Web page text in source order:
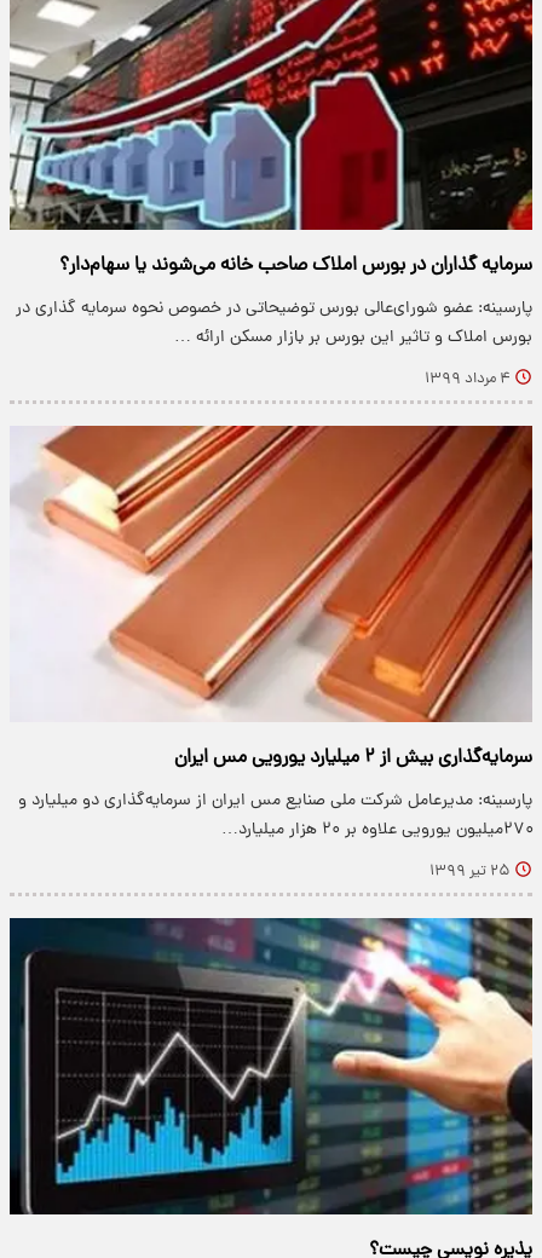
سرمایه گذاران در بورس املاک صاحب خانه می‌شوند یا سها‌م‌دار؟
پارسینه: عضو شورای‌عالی بورس توضیحاتی در خصوص نحوه سرمایه گذاری در
بورس املاک و تاثیر این بورس بر بازار مسکن ارائه …
۴ مرداد ۱۳۹۹
سرمایه‌گذاری بیش از ۲ میلیارد یورویی مس ایران
پارسینه: مدیرعامل شرکت ملی صنایع مس ایران از سرمایه‌گذاری دو میلیارد و
۲۷۰میلیون یورویی علاوه بر ۲۰ هزار میلیارد…
۲۵ تیر ۱۳۹۹
پذیره نویسی چیست؟